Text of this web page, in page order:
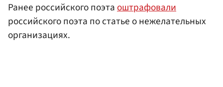
Ранее российского поэтаоштрафовали
российского поэта по статье о нежелательных
организациях.